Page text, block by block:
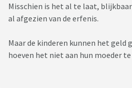
Misschien is het al te laat,
al afgezien van de erfenis.
Maar de kinderen kunnen het geld
hoeven het niet aan hun moeder te